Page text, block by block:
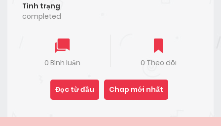
Tình trạng
completed
0 Bình luận 0 Theo dõi
Đọc từ đầu Chap mới nhất